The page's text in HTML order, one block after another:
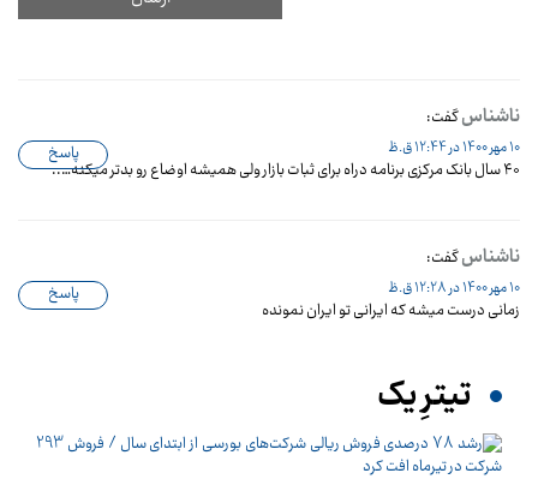
ناشناسگفت:
10 مهر 1400 در 12:44 ق.ظ
۴۰ سال بانک مرکزی برنامه دراه برای ثبات بازار ولی همیشه اوضاع رو بدتر میکنه…..
پاسخ
ناشناسگفت:
10 مهر 1400 در 12:28 ق.ظ
زمانی درست میشه که ایرانی تو ایران نمونده
پاسخ
تیترِ یک